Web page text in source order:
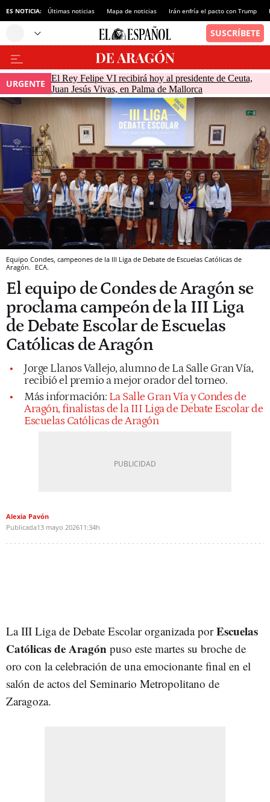
ES NOTICIA: Últimas noticias Mapa de noticias Irán enfría el pacto con Trump
URGENTE
El Rey Felipe VI recibirá hoy al presidente de Ceuta,
Juan Jesús Vivas, en Palma de Mallorca
Equipo Condes, campeones de la III Liga de Debate de Escuelas Católicas de
Aragón. ECA.
El equipo de Condes de Aragón se
proclama campeón de la III Liga
de Debate Escolar de Escuelas
Católicas de Aragón
Jorge Llanos Vallejo, alumno de La Salle Gran Vía,
recibió el premio a mejor orador del torneo.
Más información: La Salle Gran Vía y Condes de
Aragón, finalistas de la III Liga de Debate Escolar de
Escuelas Católicas de Aragón
Alexia Pavón
Publicada13 mayo 202611:34h
La III Liga de Debate Escolar organizada porEscuelas
Católicas de Aragón puso este martes su broche de
oro con la celebración de una emocionante final en el
salón de actos del Seminario Metropolitano de
Zaragoza.